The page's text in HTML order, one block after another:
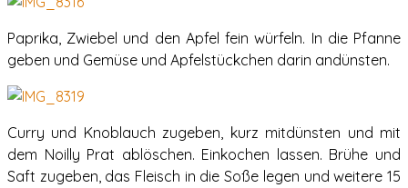
Paprika, Zwiebel und den Apfel fein würfeln. In die Pfanne
geben und Gemüse und Apfelstückchen darin andünsten.
Curry und Knoblauch zugeben, kurz mitdünsten und mit
dem Noilly Prat ablöschen. Einkochen lassen. Brühe und
Saft zugeben, das Fleisch in die Soße legen und weitere 15